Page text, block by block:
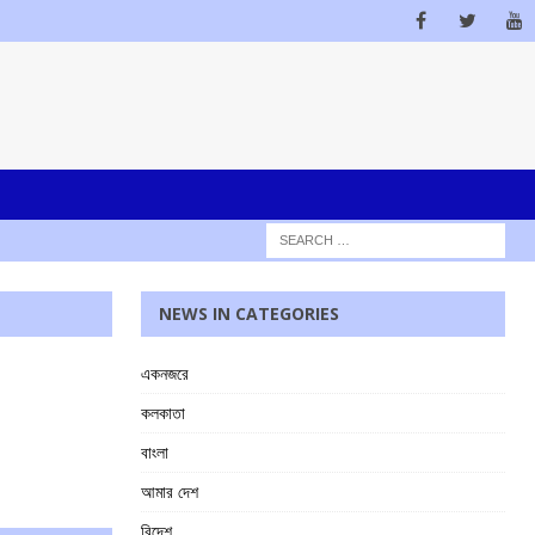
NEWS IN CATEGORIES
একনজরে
কলকাতা
বাংলা
আমার দেশ